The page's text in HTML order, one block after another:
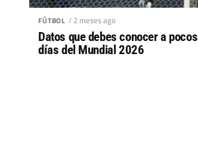
FÚTBOL / 2 meses ago
Datos que debes conocer a pocos
días del Mundial 2026